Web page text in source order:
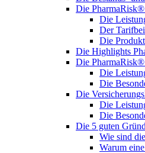
Die
Die
Der
Die
Die Highlights
Die
Die
Die
Die
Die
Die
Die 5 guten
Wie sind
Warum